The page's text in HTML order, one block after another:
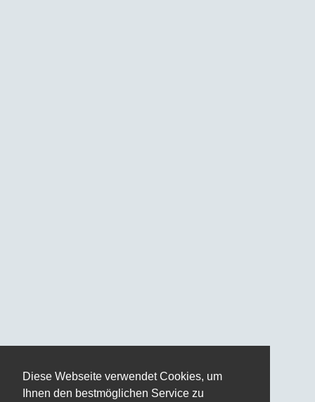
Diese Webseite verwendet Cookies, um
Ihnen den bestmöglichen Service zu